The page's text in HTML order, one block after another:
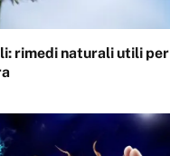
rimedi naturali utili per